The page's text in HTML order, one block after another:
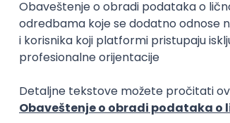
Puno radno vreme
(mesečna plata)